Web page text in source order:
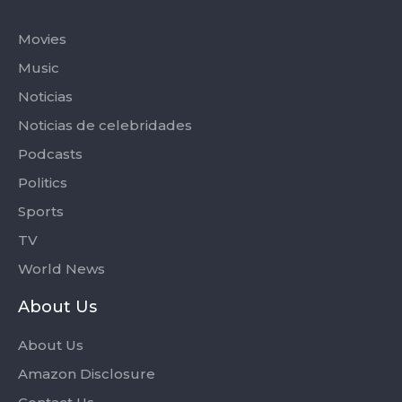
Movies
Music
Noticias
Noticias de celebridades
Podcasts
Politics
Sports
TV
World News
About Us
About Us
Amazon Disclosure